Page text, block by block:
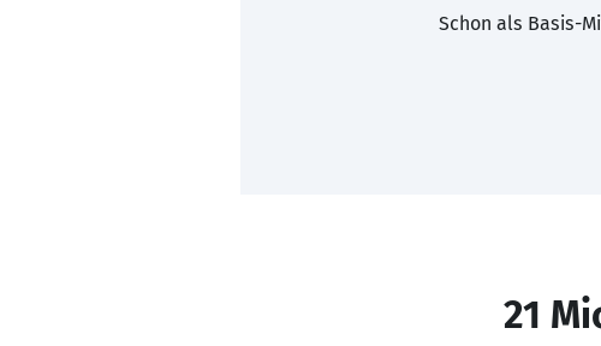
Schon als Basis-
21